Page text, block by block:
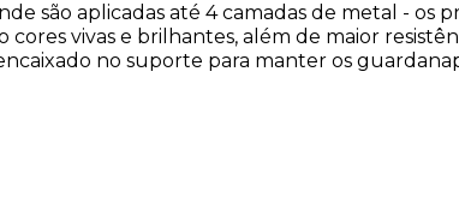
são aplicadas até 4 camadas de metal - os
vivas e brilhantes, além de maior
no suporte para manter os